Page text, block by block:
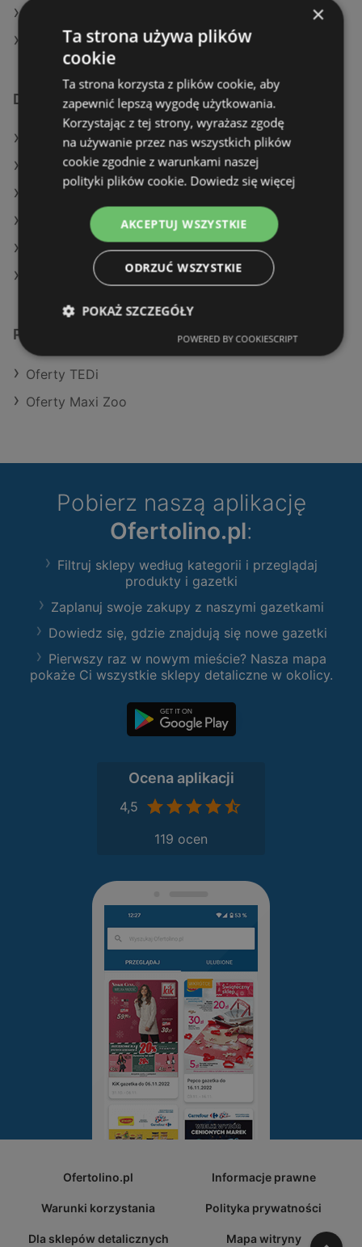
Pepco w Lidzbark
Dodatkowe łącza
Oferty Pepco
Oferty TEDi
Oferty Maxi Zoo
Aktualne gazetki TEDi
Aktualne gazetki Maxi Zoo
Sklepy Pepco w Międzyzdroje
Podobne sklepy detaliczne
Oferty TEDi
Oferty Maxi Zoo
Pobierz naszą aplikację
Ofertolino.pl:
Filtruj sklepy według kategorii i przeglądaj
produkty i gazetki
Zaplanuj swoje zakupy z naszymi gazetkami
Dowiedz się, gdzie znajdują się nowe gazetki
Pierwszy raz w nowym mieście? Nasza mapa
pokaże Ci wszystkie sklepy detaliczne w okolicy.
Ocena aplikacji
4,5
119 ocen
Ofertolino.pl Informacje prawne
Warunki korzystania Polityka prywatności
Dla sklepów detalicznych Mapa witryny
×
Ta strona używa plików
cookie
Ta strona korzysta z plików cookie, aby
zapewnić lepszą wygodę użytkowania.
Korzystając z tej strony, wyrażasz zgodę
na używanie przez nas wszystkich plików
cookie zgodnie z warunkami naszej
polityki plików cookie. Dowiedz się więcej
AKCEPTUJ WSZYSTKIE
ODRZUĆ WSZYSTKIE
POKAŻ SZCZEGÓŁY
POWERED BY COOKIESCRIPT